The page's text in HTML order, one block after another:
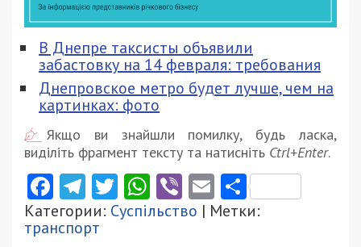
В Днепре таксисты объявили
забастовку на 14 февраля: требования
Днепровское метро будет лучше, чем на
картинках: фото
Якщо ви знайшли помилку, будь ласка,
виділіть фрагмент тексту та натисніть Ctrl+Enter.
Facebook
Telegram
Twitter
WhatsApp
ViberEmail
Категории: Суспільство | Метки:
транспорт